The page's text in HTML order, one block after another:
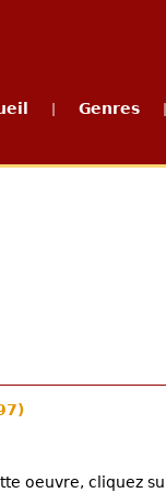
Genres
oeuvre, cliquez